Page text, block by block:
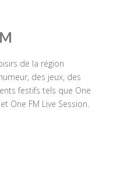
de la région
des jeux, des
festifs tels que One
One FM Live Session.